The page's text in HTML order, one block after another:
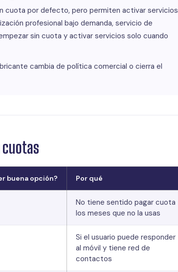
cuota por defecto, pero permiten activar servicios
profesional bajo demanda, servicio de
sin cuota y activar servicios solo cuando
cambia de política comercial o cierra el
buena opción? Por qué
No tiene sentido pagar cuota
los meses que no la usas
Si el usuario puede responder
al móvil y tiene red de
contactos